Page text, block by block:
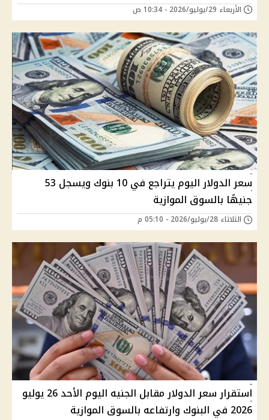
الأربعاء 29/يوليو/2026 - 10:34 ص
سعر الدولار اليوم يتراجع في 10 بنوك ويسجل 53
جنيهًا بالسوق الموازية
الثلاثاء 28/يوليو/2026 - 05:10 م
استقرار سعر الدولار مقابل الجنيه اليوم الأحد 26 يوليو
2026 في البنوك وارتفاعه بالسوق الموازية